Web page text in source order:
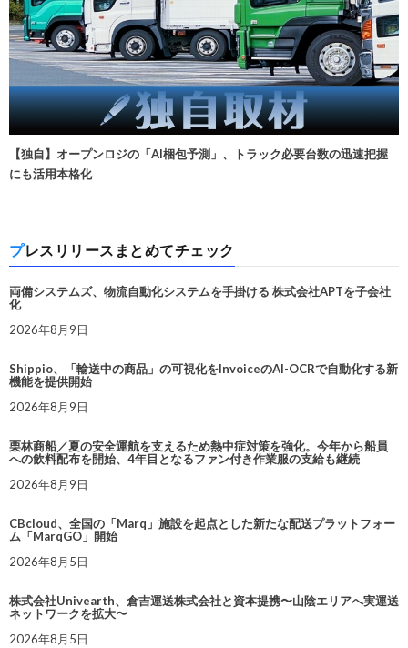
【独自】オープンロジの「AI梱包予測」、トラック必要台数の迅速把握
にも活用本格化
プレスリリースまとめてチェック
両備システムズ、物流自動化システムを手掛ける 株式会社APTを子会社
化
2026年8月9日
Shippio、「輸送中の商品」の可視化をInvoiceのAI-OCRで自動化する新
機能を提供開始
2026年8月9日
栗林商船／夏の安全運航を支えるため熱中症対策を強化。今年から船員
への飲料配布を開始、4年目となるファン付き作業服の支給も継続
2026年8月9日
CBcloud、全国の「Marq」施設を起点とした新たな配送プラットフォー
ム「MarqGO」開始
2026年8月5日
株式会社Univearth、倉吉運送株式会社と資本提携〜山陰エリアへ実運送
ネットワークを拡大〜
2026年8月5日